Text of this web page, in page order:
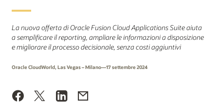
La nuova offerta di Oracle Fusion Cloud Applications Suite aiuta
a semplificare il reporting, ampliare le informazioni a disposizione
e migliorare il processo decisionale, senza costi aggiuntivi
Oracle CloudWorld, Las Vegas – Milano—17 settembre 2024